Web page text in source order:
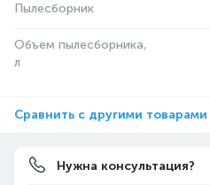
Пылесборник
Объем пылесборника,
л
Сравнить с другими товарами
Нужна консультация?